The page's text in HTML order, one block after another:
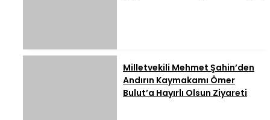
Milletvekili Mehmet Şahin’den
Andırın Kaymakamı Ömer
Bulut’a Hayırlı Olsun Ziyareti